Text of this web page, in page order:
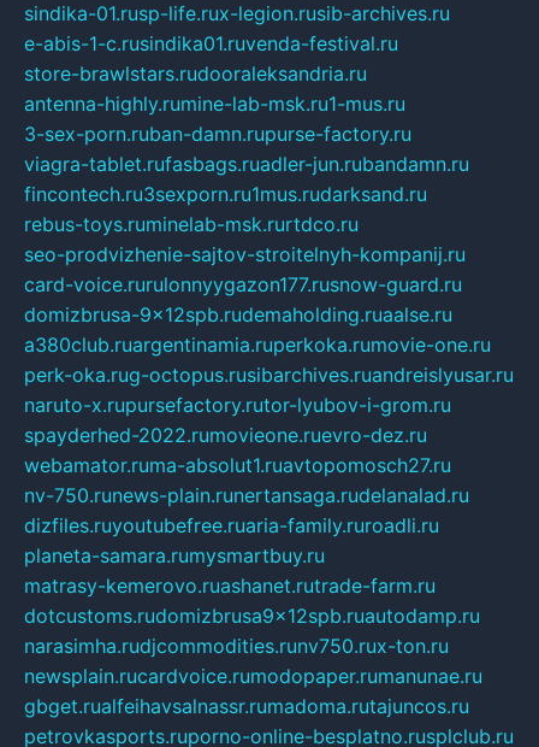
sindika-01.rusp-life.rux-legion.rusib-archives.ru
e-abis-1-c.rusindika01.ruvenda-festival.ru
store-brawlstars.rudooraleksandria.ru
antenna-highly.rumine-lab-msk.ru1-mus.ru
3-sex-porn.ruban-damn.rupurse-factory.ru
viagra-tablet.rufasbags.ruadler-jun.rubandamn.ru
fincontech.ru3sexporn.ru1mus.rudarksand.ru
rebus-toys.ruminelab-msk.rurtdco.ru
seo-prodvizhenie-sajtov-stroitelnyh-kompanij.ru
card-voice.rurulonnyygazon177.rusnow-guard.ru
domizbrusa-9x12spb.rudemaholding.ruaalse.ru
a380club.ruargentinamia.ruperkoka.rumovie-one.ru
perk-oka.rug-octopus.rusibarchives.ruandreislyusar.ru
naruto-x.rupursefactory.rutor-lyubov-i-grom.ru
spayderhed-2022.rumovieone.ruevro-dez.ru
webamator.ruma-absolut1.ruavtopomosch27.ru
nv-750.runews-plain.runertansaga.rudelanalad.ru
dizfiles.ruyoutubefree.ruaria-family.ruroadli.ru
planeta-samara.rumysmartbuy.ru
matrasy-kemerovo.ruashanet.rutrade-farm.ru
dotcustoms.rudomizbrusa9x12spb.ruautodamp.ru
narasimha.rudjcommodities.runv750.rux-ton.ru
newsplain.rucardvoice.rumodopaper.rumanunae.ru
gbget.rualfeihavsalnassr.rumadoma.rutajuncos.ru
petrovkasports.ruporno-online-besplatno.rusplclub.ru